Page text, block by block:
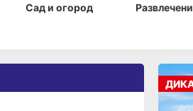
Сад и огород